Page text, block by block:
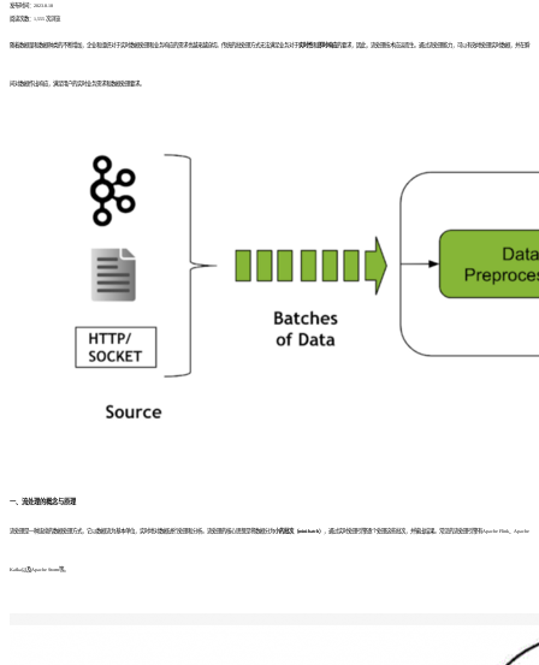
发布时间：2023.8.18
阅读次数：1,555 次浏览
随着数据量和数据种类的不断增加，企业和组织对于实时数据处理和业务响应的需求也越来越迫切。传统的批处理方式无法满足业务对于实时性 和 即时响应 的要求，因此，流处理技术应运而生。通过流处理能力，可以有效地处理实时数据，并在瞬
间对数据作出响应，满足用户的实时业务需求和数据处理要求。
一、流处理的概念与原理
流处理是一种连续的数据处理方式，它以数据流为基本单位，实时地对数据进行处理和分析。流处理的核心思想是将数据分为小的批次（mini-batch） ，通过实时处理引擎逐个处理这些批次，并输出结果。常见的流处理引擎有Apache Flink、Apache
Kafka以及Apache Storm等。